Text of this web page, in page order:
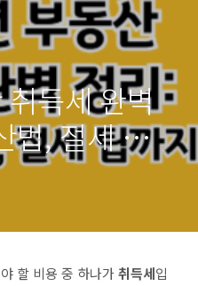
득세 완벽
법, 절세 팁까
할 비용 중 하나가취득세입